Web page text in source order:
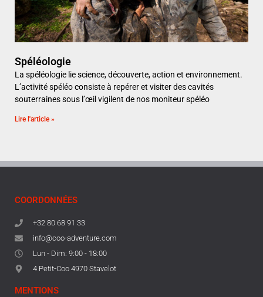
Spéléologie
La spéléologie lie science, découverte, action et environnement.
L’activité spéléo consiste à repérer et visiter des cavités
souterraines sous l’œil vigilent de nos moniteur spéléo
Lire l'article »
COORDONNÉES
+32 80 68 91 33
info@coo-adventure.com
Lun - Dim: 9:00 - 18:00
4 Petit-Coo 4970 Stavelot
MENTIONS